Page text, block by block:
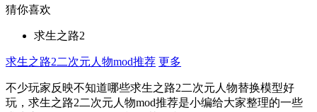
猜你喜欢
求生之路2
求生之路2二次元人物mod推荐 更多
不少玩家反映不知道哪些求生之路2二次元人物替换模型好
玩，求生之路2二次元人物mod推荐是小编给大家整理的一些